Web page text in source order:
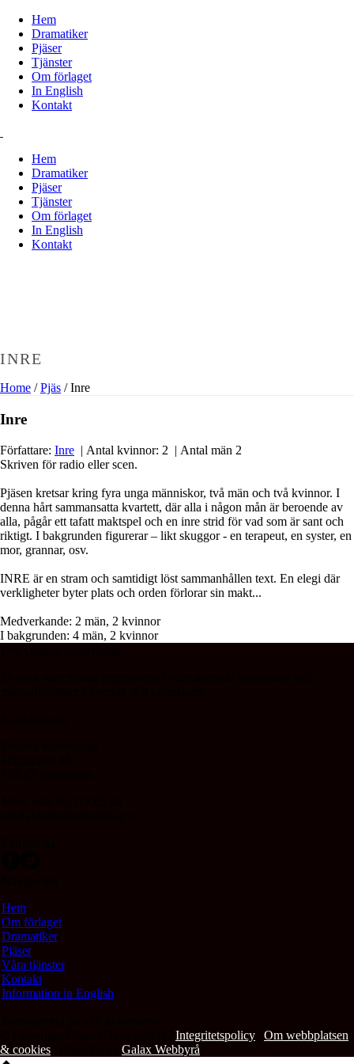
Hem
Dramatiker
Pjäser
Tjänster
Om förlaget
In English
Kontakt
Hem
Dramatiker
Pjäser
Tjänster
Om förlaget
In English
Kontakt
INRE
Home /Pjäs / Inre
Inre
Författare: Inre | Antal kvinnor: 2 | Antal män 2
Skriven för radio eller scen.
Pjäsen kretsar kring fyra unga människor, två män och två kvinnor. I
denna hårt sammansatta kvartett, där alla i någon mån är beroende av
alla, pågår ett tafatt maktspel och en inre strid för vad som är sant och
riktigt. I bakgrunden figurerar – likt skuggor - en terapeut, en syster, en
mor, grannar, osv.
INRE är en stram och samtidigt löst sammanhållen text. En elegi där
verkligheter byter plats och orden förlorar sin makt...
Medverkande: 2 män, 2 kvinnor
I bakgrunden: 4 män, 2 kvinnor
Hem
Om förlaget
Dramatiker
Pjäser
Våra tjänster
Kontakt
Information in English
Integritetspolicy
Om webbplatsen
& cookies
Galax Webbyrå